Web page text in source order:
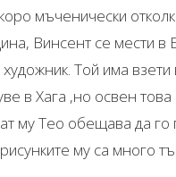
мъченически
Винсент се мести в
Той има взети
в Хага ,но освен това
му Тео обещава да
му са много